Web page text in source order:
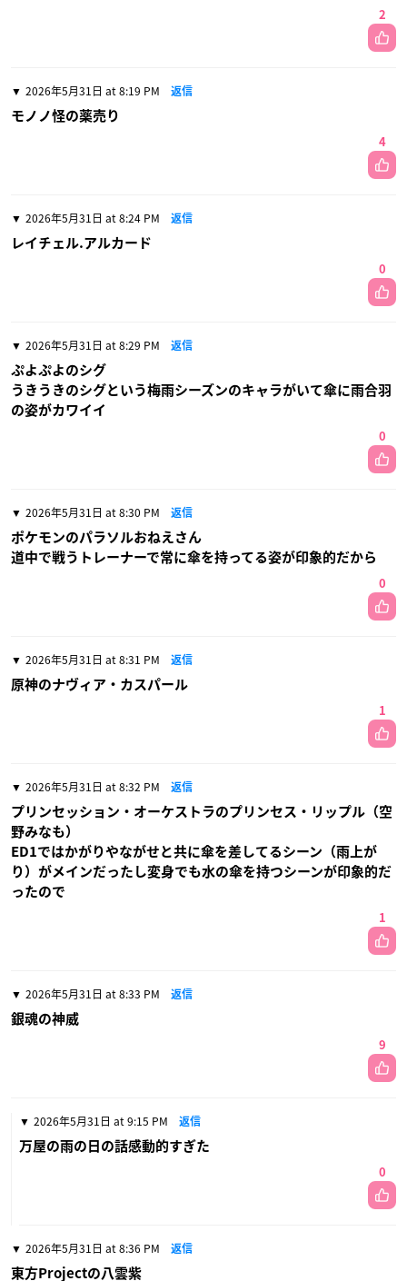
2
2026年5月31日 at 8:19 PM 返信
モノノ怪の薬売り
4
2026年5月31日 at 8:24 PM 返信
レイチェル.アルカード
0
2026年5月31日 at 8:29 PM 返信
ぷよぷよのシグ
うきうきのシグという梅雨シーズンのキャラがいて傘に雨合羽
の姿がカワイイ
0
2026年5月31日 at 8:30 PM 返信
ポケモンのパラソルおねえさん
道中で戦うトレーナーで常に傘を持ってる姿が印象的だから
0
2026年5月31日 at 8:31 PM 返信
原神のナヴィア・カスパール
1
2026年5月31日 at 8:32 PM 返信
プリンセッション・オーケストラのプリンセス・リップル（空
野みなも）
ED1ではかがりやながせと共に傘を差してるシーン（雨上が
り）がメインだったし変身でも水の傘を持つシーンが印象的だ
ったので
1
2026年5月31日 at 8:33 PM 返信
銀魂の神威
9
2026年5月31日 at 9:15 PM 返信
万屋の雨の日の話感動的すぎた
0
2026年5月31日 at 8:36 PM 返信
東方Projectの八雲紫